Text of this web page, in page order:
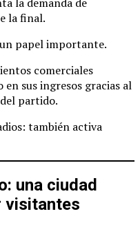
la final.
papel importante.
comerciales
sus ingresos gracias al
partido.
también activa
una ciudad
visitantes